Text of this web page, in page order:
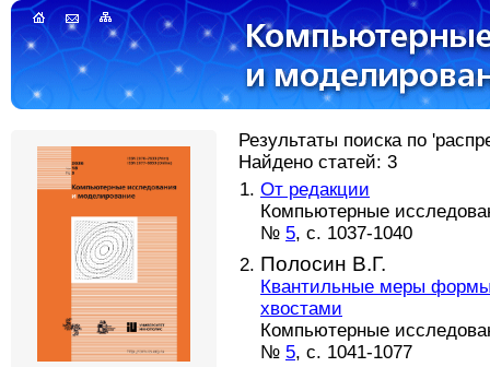
Результаты поиска по
Найдено статей: 3
От редакции
Компьютерные
№ 5, с. 1037-1040
Полосин В.Г.
Квантильные меры
хвостами
Компьютерные
№ 5, с. 1041-1077